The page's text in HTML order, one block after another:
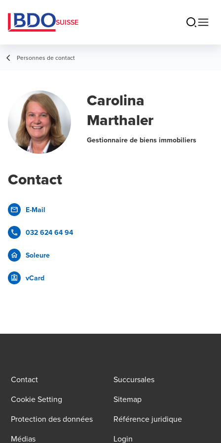
SUISSE
Personnes de contact
Carolina
Marthaler
Gestionnaire de biens immobiliers
Contact
E-Mail
032 624 64 94
Soleure
vCard
Contact
Succursales
Cookie Setting
Sitemap
Protection des données
Référence juridique
Médias
Login